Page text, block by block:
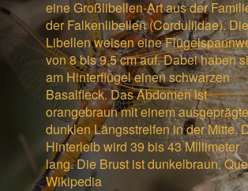
eine Großlibellen-Art aus der
der Falkenlibellen (Corduliidae).
Libellen weisen eine
von 8 bis 9,5 cm auf. Dabei haben
am Hinterflügel einen schwarzen
Basalfleck. Das Abdomen ist
orangebraun mit einem
dunklen Längsstreifen in der Mitte.
Hinterleib wird 39 bis 43 Millimeter
lang. Die Brust ist dunkelbraun.
Wikipedia